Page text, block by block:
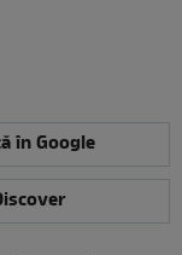
în Google